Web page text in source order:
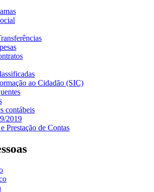
ao Cidadão (SIC)
contábeis
2019
Prestação de Contas